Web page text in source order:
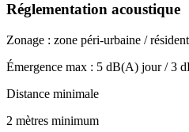
Réglementation acoustique
Zonage : zone péri-urbaine /
Émergence max : 5 dB(A) jour /3
Distance minimale
2 mètres minimum